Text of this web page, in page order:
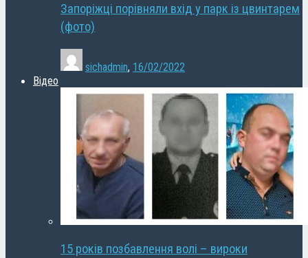
Запоріжці порівняли вхід у парк із цвинтарем
(фото)
sichadmin, 16/02/2022
Відео
15 років позбавлення волі – вироки